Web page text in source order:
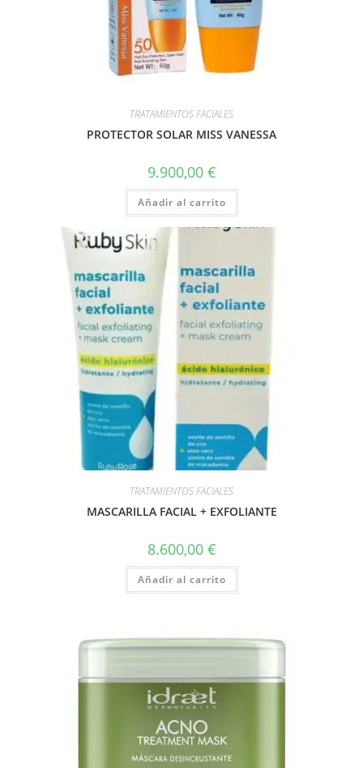
TRATAMIENTOS FACIALES
PROTECTOR SOLAR MISS VANESSA
9.900,00 €
Añadir al carrito
TRATAMIENTOS FACIALES
MASCARILLA FACIAL + EXFOLIANTE
8.600,00 €
Añadir al carrito